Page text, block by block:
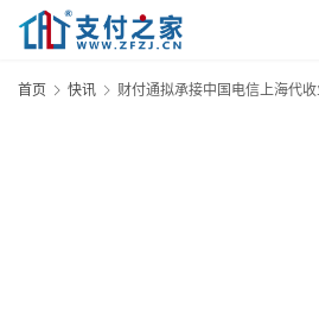
首页 快讯 财付通拟承接中国电信上海代